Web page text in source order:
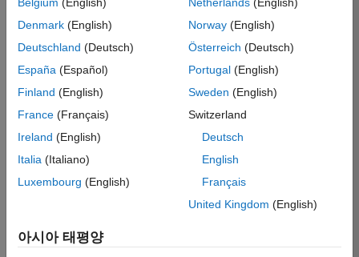
R2022b
9.13 Windows Linux |Mac
R2022a
9.12 Windows|Linux|Mac
R2021b
Windows|Linux|Mac
R2021a
9.10 Windows|Linux|
R2020b
|Linux|
R2020a
Linux
R2018b
9.5 Windows|Linux|Mac
Details
Denmark (English)
Deutschland (Deutsch)
España (Español)
Finland (English)
France (Français)
Ireland (English)
Italia (Italiano)
Luxembourg (English)
Norway(English)
Österreich (Deutsch)
Portugal(English)
Sweden (English)
Switzerland
Deutsch
English
Français
United Kingdom (English)
아시아 태평양